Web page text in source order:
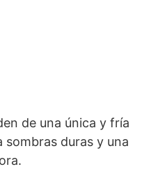
de una única y fría
sombras duras y una